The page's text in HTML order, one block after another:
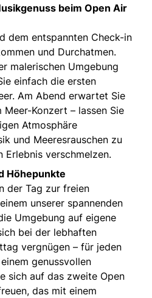
beim Open Air
dem entspannten Check-in
und Durchatmen.
malerischen Umgebung
einfach die ersten
Am Abend erwartet Sie
Konzert – lassen Sie
Atmosphäre
und Meeresrauschen zu
Erlebnis verschmelzen.
Höhepunkte
der Tag zur freien
unserer spannenden
Umgebung auf eigene
bei der lebhaften
vergnügen – für jeden
genussvollen
sich auf das zweite Open
das mit einem